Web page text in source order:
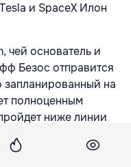
и SpaceX Илон
чей основатель и
Безос отправится
запланированный на
полноценным
ниже линии
в 100 км, с